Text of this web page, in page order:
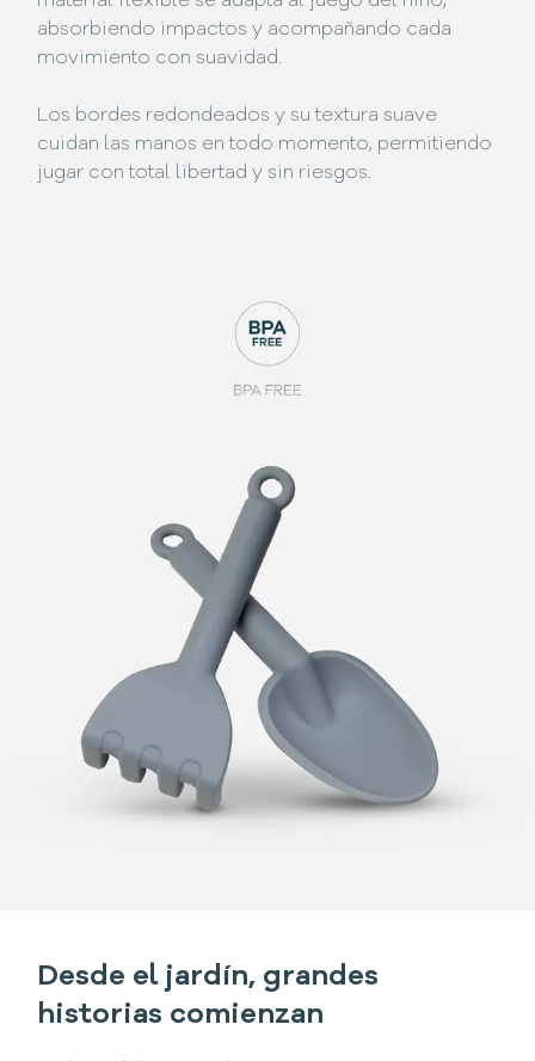
absorbiendo impactos y acompañando cada
movimiento con suavidad.
Los bordes redondeados y su textura suave
cuidan las manos en todo momento, permitiendo
jugar con total libertad y sin riesgos.
Desde el jardín, grandes
historias comienzan